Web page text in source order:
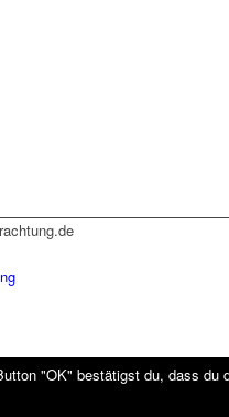
"OK" bestätigst du, dass